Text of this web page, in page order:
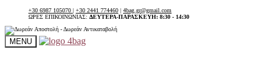
+30 6987 105070 | +30 2441 774460 | 4bag.gr@gmail.com
ΩΡΕΣ ΕΠΙΚΟΙΝΩΝΙΑΣ: ΔΕΥΤΕΡΑ-ΠΑΡΑΣΚΕΥΗ: 8:30 - 14:30
MENU